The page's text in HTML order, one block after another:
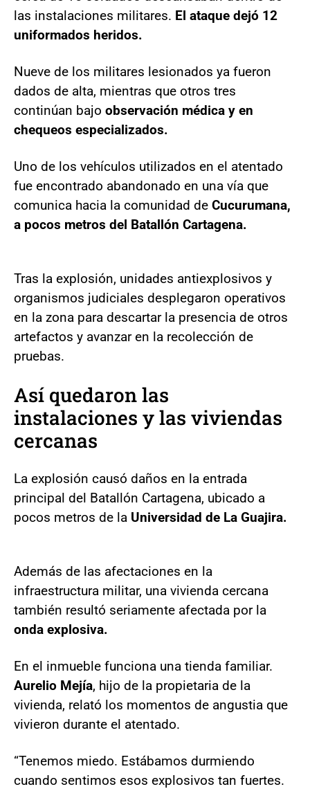
las instalaciones militares. El ataque dejó 12
uniformados heridos.
Nueve de los militares lesionados ya fueron
dados de alta, mientras que otros tres
continúan bajo observación médica y en
chequeos especializados.
Uno de los vehículos utilizados en el atentado
fue encontrado abandonado en una vía que
comunica hacia la comunidad de Cucurumana,
a pocos metros del Batallón Cartagena.
Tras la explosión, unidades antiexplosivos y
organismos judiciales desplegaron operativos
en la zona para descartar la presencia de otros
artefactos y avanzar en la recolección de
pruebas.
Así quedaron las
instalaciones y las viviendas
cercanas
La explosión causó daños en la entrada
principal del Batallón Cartagena, ubicado a
pocos metros de la Universidad de La Guajira.
Además de las afectaciones en la
infraestructura militar, una vivienda cercana
también resultó seriamente afectada por la
onda explosiva.
En el inmueble funciona una tienda familiar.
Aurelio Mejía, hijo de la propietaria de la
vivienda, relató los momentos de angustia que
vivieron durante el atentado.
“Tenemos miedo. Estábamos durmiendo
cuando sentimos esos explosivos tan fuertes.